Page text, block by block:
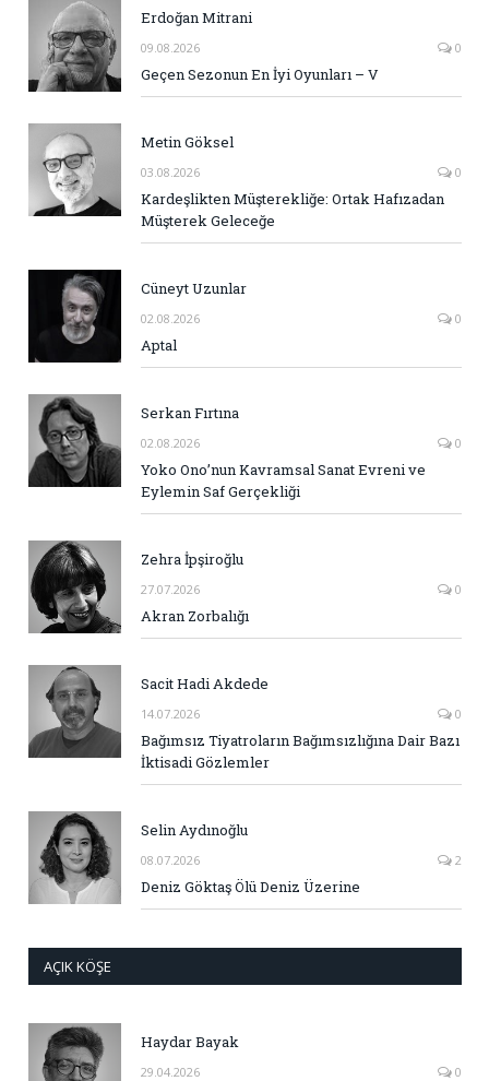
Erdoğan Mitrani
09.08.2026 0
Geçen Sezonun En İyi Oyunları – V
Metin Göksel
03.08.2026 0
Kardeşlikten Müşterekliğe: Ortak Hafızadan
Müşterek Geleceğe
Cüneyt Uzunlar
02.08.2026 0
Aptal
Serkan Fırtına
02.08.2026 0
Yoko Ono’nun Kavramsal Sanat Evreni ve
Eylemin Saf Gerçekliği
Zehra İpşiroğlu
27.07.2026 0
Akran Zorbalığı
Sacit Hadi Akdede
14.07.2026 0
Bağımsız Tiyatroların Bağımsızlığına Dair Bazı
İktisadi Gözlemler
Selin Aydınoğlu
08.07.2026 2
Deniz Göktaş Ölü Deniz Üzerine
AÇIK KÖŞE
Haydar Bayak
29.04.2026 0